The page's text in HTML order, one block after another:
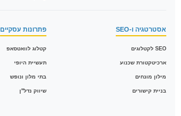
אסטרטגיה ו-SEO
SEO לקטלוגים
ארכיטקטורת שכנוע
מילון מונחים
בניית קישורים
פתרונות עסקיים
קטלוג לוואטסאפ
תעשיית היופי
בתי מלון ונופש
שיווק נדל"ן